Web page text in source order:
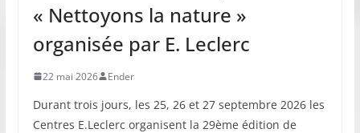
« Nettoyons la nature »
organisée par E. Leclerc
22 mai 2026 Ender
Durant trois jours, les 25, 26 et 27 septembre 2026 les
Centres E.Leclerc organisent la 29ème édition de